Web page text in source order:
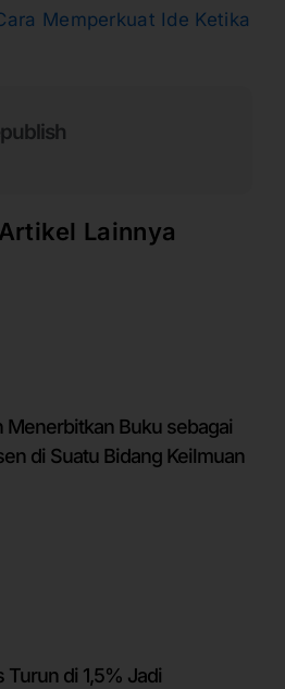
Memperkuat Ide Ketika
Lainnya
Menerbitkan Buku sebagai
di Suatu Bidang Keilmuan
Turun di 1,5% Jadi